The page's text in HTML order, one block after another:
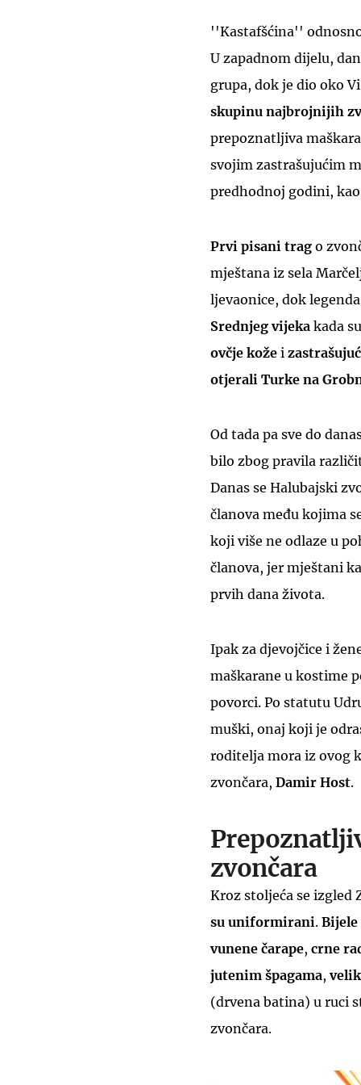
''Kastafšćina''
U zapadnom dijelu,
grupa, dok je dio oko
skupinu najbrojnijih
prepoznatljiva
svojim zastrašujućim
predhodnoj godini,
Prvi pisani trag o
mještana iz sela
ljevaonice, dok
Srednjeg vijeka kada
ovčje kože i
otjerali Turke na
Od tada pa sve do
bilo zbog pravila
Danas se Halubajski
članova među kojima
koji više ne odlaze u
članova, jer mještani
prvih dana života.
Ipak za djevojčice i
maškarane u kostime
povorci. Po statutu
muški, onaj koji je
roditelja mora iz ovog
zvončara, Damir Host.
zvončara
Kroz stoljeća se izgled
su uniformirani. Bijele
vunene čarape, crne
jutenim špagama,
(drvena batina) u ruci
zvončara.